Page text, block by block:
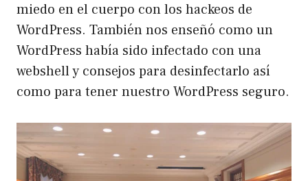
miedo en el cuerpo con los hackeos de
WordPress. También nos enseñó como un
WordPress había sido infectado con una
webshell y consejos para desinfectarlo así
como para tener nuestro WordPress seguro.